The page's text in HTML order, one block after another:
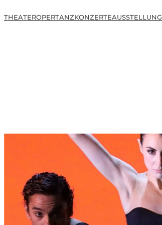
THEATEROPERTANZKONZERTEAUSSTELLUNG